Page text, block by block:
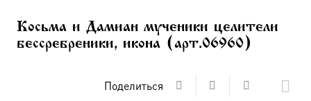
Косьма и Дамиан мученики целители
бессребреники, икона (арт.06960)
Поделиться